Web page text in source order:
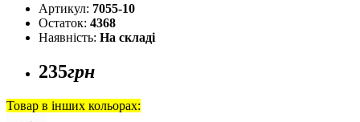
Артикул: 7055-10
Остаток: 4368
Наявність: На складі
235грн
Товар в інших кольорах: